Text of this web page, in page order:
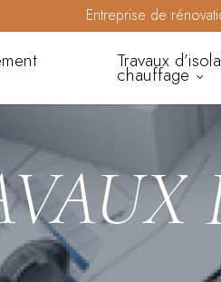
Entreprise de
Travaux
chauffage